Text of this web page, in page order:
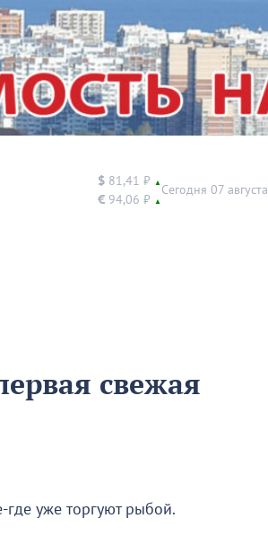
$ 81,41 ₽ ▲
€ 94,06 ₽ ▲
Сегодня 07 августа
свежая
где уже торгуют рыбой.